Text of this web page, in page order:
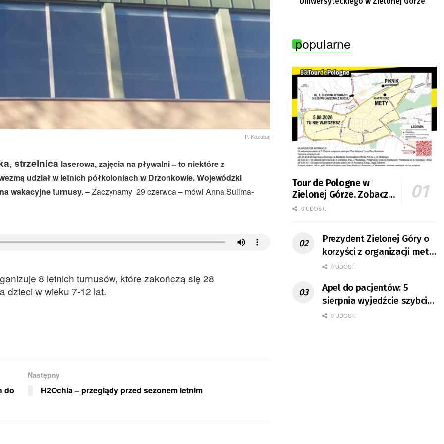
P. Kozubaj
strzelnica laserowa,zajęcia na pływalni– to niektóre z
udział w letnich półkoloniach w Drzonkowie. Wojewódzki
wakacyjne turnusy.– Zaczynamy 29 czerwca – mówi Anna Sulima-
8 letnich turnusów, które zakończą się 28
dzieci w wieku 7-12 lat.
do
Następny
H2Ochla – przeglądy przed sezonem letnim
popularne
Tour de Pologne w
Zielonej Górze. Zobacz
zmiany w organizacji
0 UDOST.
Prezydent Zielonej Góry o
korzyści z organizacji mety
Tour de Pologne
0 UDOST.
Apel do pacjentów: 5
sierpnia wyjedźcie szybciej
z domów
0 UDOST.